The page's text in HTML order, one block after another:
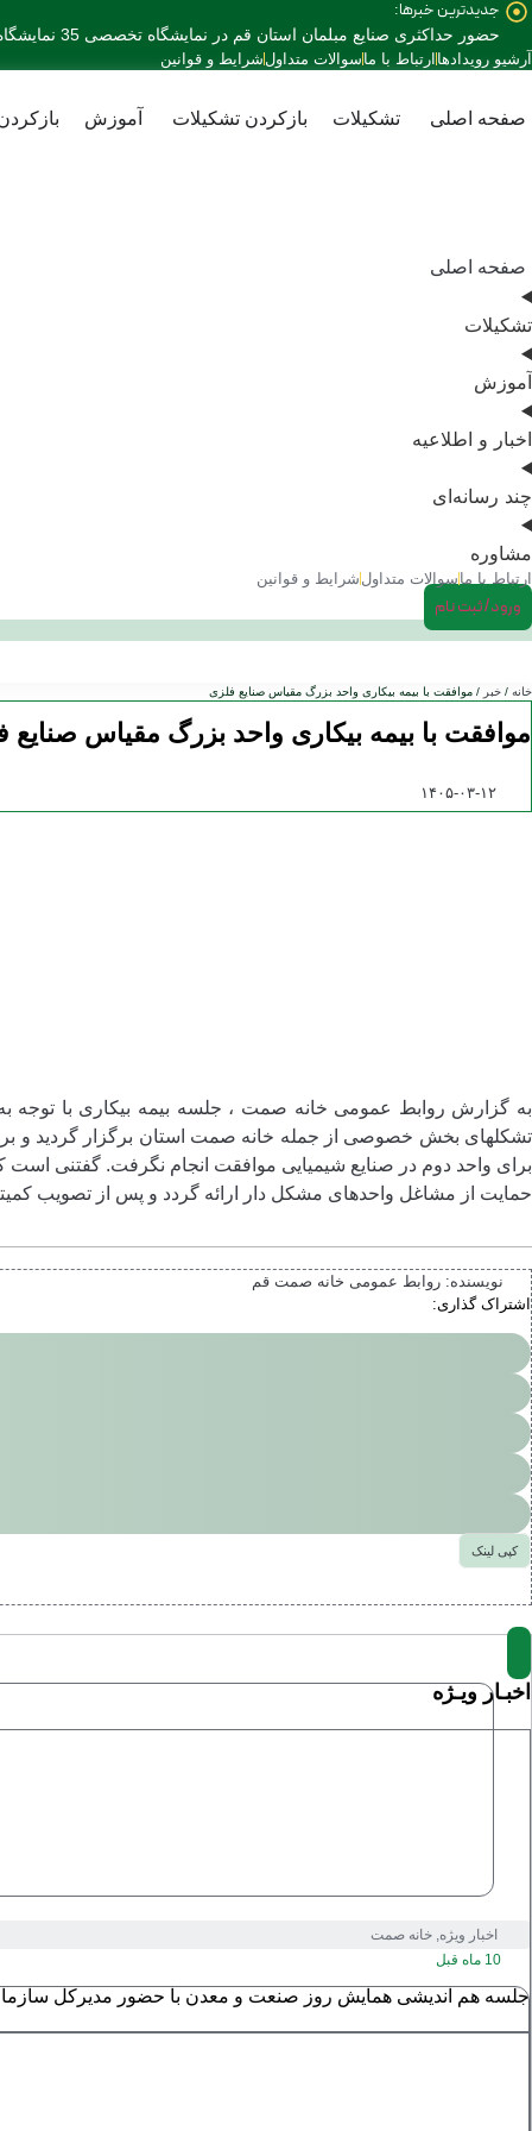
پرش
محتوا
جدیدترین خبرها:
حضور حداکثری صنایع مبلمان استان قم در نمایشگاه تخصصی 35 نمایشگاه صنعت مبلمان کشور
آرشیو رویدادها ارتباط با ما سوالات متداول شرایط و قوانین
صفحه اصلی تشکیلات بازکردن تشکیلات آموزش
صفحه اصلی
تشکیلات
آموزش
اخبار و اطلاعیه
چند رسانه‌ای
مشاوره
ارتباط با ما سوالات متداول شرایط و قوانین
ورود/ثبت نام
خانه / خبر / موافقت با بیمه بیکاری واحد بزرگ مقیاس صنایع فلزی
موافقت با بیمه بیکاری واحد بزرگ مقیاس صنایع
۱۴۰۵-۰۳-۱۲
به گزارش روابط عمومی خانه صمت ، جلسه بیمه بیکاری با توجه
برای واحد دوم در صنایع شیمیایی موافقت انجام نگرفت. گفتنی است
حمایت از مشاغل واحدهای مشکل دار ارائه گردد و پس از تصویب
نویسنده: روابط عمومی خانه صمت قم
اشتراک گذاری:
کپی لینک
اخبـار ویـژه
اخبار ویژه, خانه صمت
10 ماه قبل
جلسه هم اندیشی همایش روز صنعت و معدن با حضور مدیرکل